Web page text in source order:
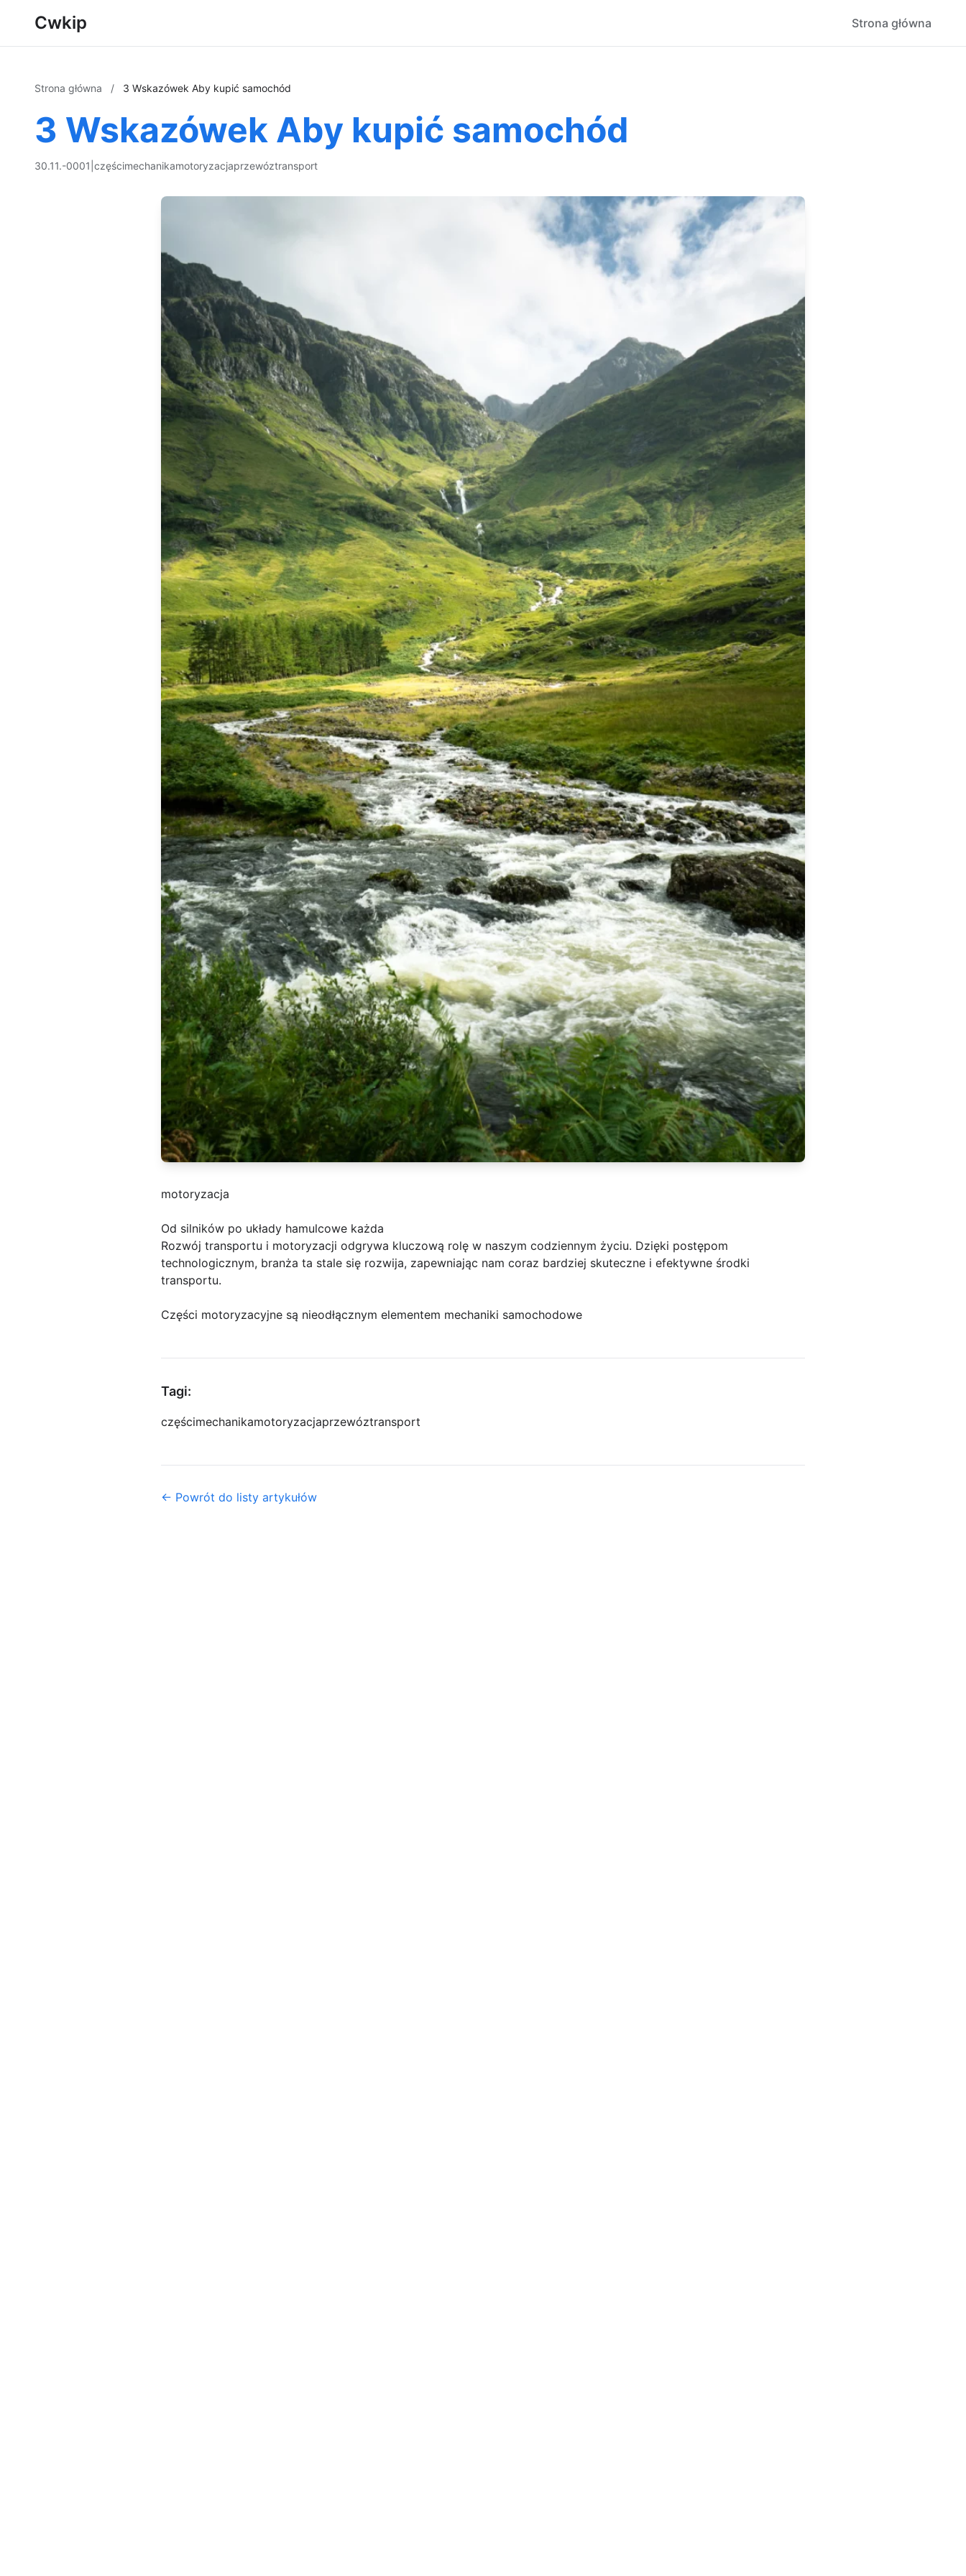
Cwkip Strona główna
Strona główna / 3 Wskazówek Aby kupić samochód
3 Wskazówek Aby kupić samochód
30.11.-0001 częścimechanikamotoryzacjaprzewóztransport
motoryzacja
Od silników po układy hamulcowe każda
Rozwój transportu i motoryzacji odgrywa kluczową rolę w naszym codziennym życiu. Dzięki postępom
technologicznym, branża ta stale się rozwija, zapewniając nam coraz bardziej skuteczne i efektywne środki
transportu.
Części motoryzacyjne są nieodłącznym elementem mechaniki samochodowe
Tagi:
częścimechanikamotoryzacjaprzewóztransport
← Powrót do listy artykułów